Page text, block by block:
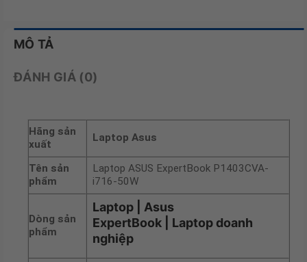
MÔ TẢ
ĐÁNH GIÁ (0)
Hãng sản
xuất
Laptop Asus
Tên sản
phẩm
Laptop ASUS ExpertBook P1403CVA-
i716-50W
Dòng sản
phẩm
Laptop | Asus
ExpertBook | Laptop doanh
nghiệp